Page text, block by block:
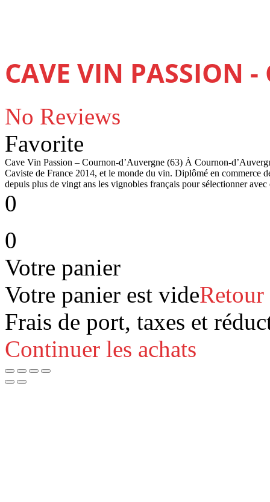
CAVE VIN
No Reviews
Favorite
Cave Vin Passion – Cournon-d’Auvergne (63) À Cournon-
Caviste de France 2014, et le monde du vin. Diplômé en commerce
depuis plus de vingt ans les vignobles français pour sélectionner
0
0
Votre panier
Votre panier est vide
Frais de port, taxes et
Continuer les achats